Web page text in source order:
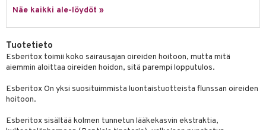
Näe kaikki ale-löydöt »
Tuotetieto
Esberitox toimii koko sairausajan oireiden hoitoon, mutta mitä
aiemmin aloittaa oireiden hoidon, sitä parempi lopputulos.
Esberitox On yksi suosituimmista luontaistuotteista flunssan oireiden
hoitoon.
Esberitox sisältää kolmen tunnetun lääkekasvin ekstraktia,